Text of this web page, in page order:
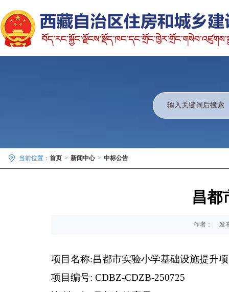
当前位置： 首页 > 新闻中心 > 中标公告
昌都
作者： 发
项目名称:昌都市实验小学基础设施提升
项目编号: CDBZ-CDZB-250725